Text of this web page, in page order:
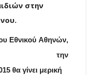
στην
Εθνικού Αθηνών,
την
θα γίνει μερική